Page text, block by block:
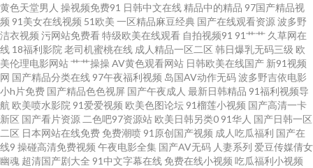
热床豆 无码1234 91视频专区 超碰久碰 国产乱轮9 激情影院海角 性交A片殴
美少妇 97操掽 大香蕉大香蕉在线 九九福利视频 亚洲日韩资源 www香蕉视频
含羞草影院福利院 欧美激情rp 日韩中文字幕电影 成人深夜福利18 狼友基地
色中色 欧美一级720p 熟妇超碰自拍 91在现免费看 午夜成人久草视频 欧美大
片1688 天天干B网 91国在线第一页 美国色综合 天天干网 伊人五月天网 91在
黄色天堂男人 操视频免费91 日韩中文在线 精品中的精品 97国产精品视
频 91美女在线视频 51欧美 一区精品麻豆经典 国产在线观看资源波多野
洁衣视频 污网站免费看特级欧美在线观看 自拍视频91 91艹艹 久草网在
线 18福利影院 老司机蜜桃在线 成人精品一区二区 韩日爆乳无码三级 欧
美伦理电影网站艹艹操操AV黄色观看网站 日韩欧美在线国产 新91视频
网 国产精品分类在线 97午夜福利视频 岛国AV动作无码波多野吉依电影
小h片免费 国产精品色色视屏 国产午夜成人 最新日韩精品 91福利视频导
航 欧美喷水影院 91爱爱视频 欧美色图论坛 91榴莲小视频 国产高清一卡
新区 国产看片资源 二色吧97资源站 欧美日韩另类0 91华人 国产日韩一区
二区 日本网站在线免费 免费潮喷 91原创国产视频 成人吃瓜福利 国产在
线9 操碰高清免费视频 午夜电影全集 国产AV无码 人妻系列 爱豆传媒倩女
幽魂 超清国产剧大全 91中文字幕在线 免费在线小视频 吃瓜福利小视频